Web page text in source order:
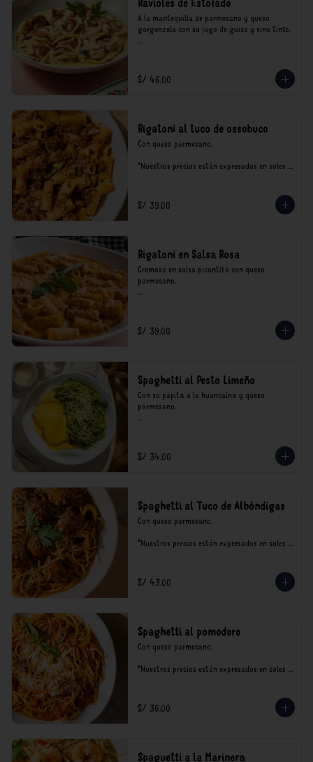
A la mantequilla de parmesano y queso
gorgonzola con su jugo de guiso y vino tinto.
consumo.
S/ 46.00
Rigatoni al tuco de ossobuco
Con queso parmesano.
*Nuestros precios están expresados en soles e
S/ 39.00
Rigatoni en Salsa Rosa
Cremosa en salsa picantita con queso
parmesano.
consumo.
S/ 39.00
Spaghetti al Pesto Limeño
Con su papita a la huancaína y queso
parmesano.
consumo.
S/ 34.00
Spaghetti al Tuco de Albóndigas
Con queso parmesano.
*Nuestros precios están expresados en soles e
S/ 43.00
Spaghetti al pomodoro
Con queso parmesano.
*Nuestros precios están expresados en soles e
S/ 36.00
Spaguetti a la Marinera